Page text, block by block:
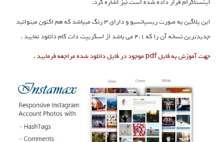
اینستاگرام قرار داده شده است نیز اشاره کرد.
این پلاگین به صورت ریسپانسیو و دارای 3 رنگ میباشد که هم اکنون میتوانید
جدیدترین نسخه آن را که 4.1 می باشد از اسکریپت دات کام دانلود نمایید .
جهت آموزش به فایل pdf موجود در فایل دانلود شده مراجعه فرمایید .